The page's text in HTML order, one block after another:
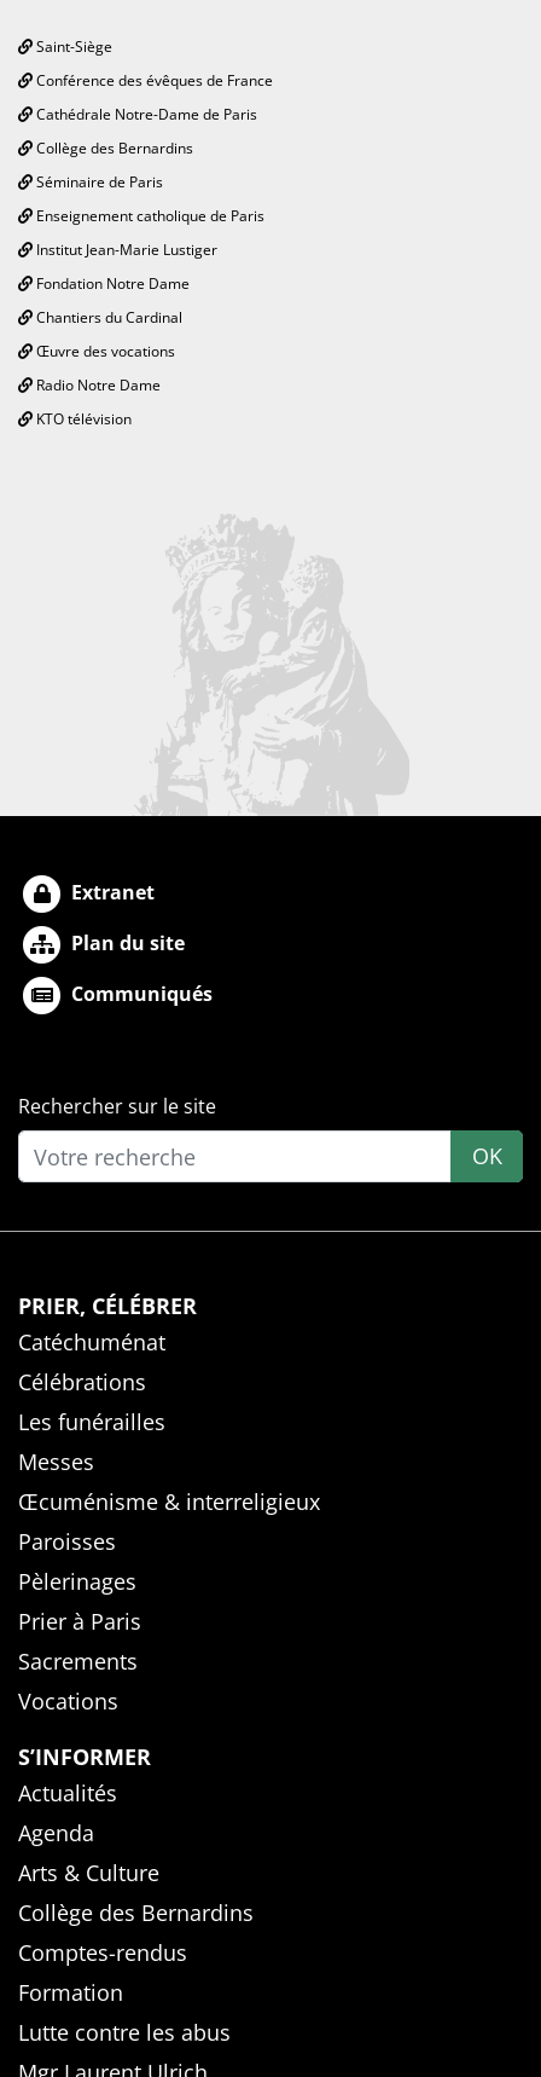
Saint-Siège
Conférence des évêques de France
Cathédrale Notre-Dame de Paris
Collège des Bernardins
Séminaire de Paris
Enseignement catholique de Paris
Institut Jean-Marie Lustiger
Fondation Notre Dame
Chantiers du Cardinal
Œuvre des vocations
Radio Notre Dame
KTO télévision
Extranet
Plan du site
Communiqués
Rechercher sur le site
OK
PRIER, CÉLÉBRER
Catéchuménat
Célébrations
Les funérailles
Messes
Œcuménisme & interreligieux
Paroisses
Pèlerinages
Prier à Paris
Sacrements
Vocations
S’INFORMER
Actualités
Agenda
Arts & Culture
Collège des Bernardins
Comptes-rendus
Formation
Lutte contre les abus